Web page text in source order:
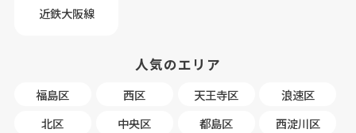
近鉄大阪線
人気のエリア
福島区 西区 天王寺区
浪速区
北区
中央区 都島区
西淀川区